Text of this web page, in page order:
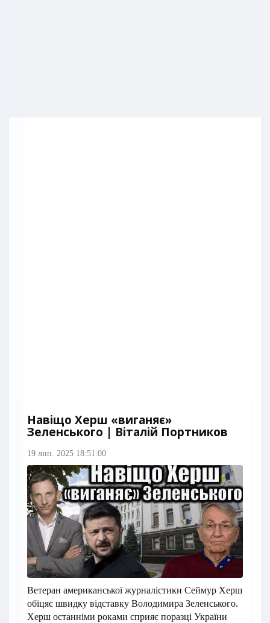
Навіщо Херш «виганяє»
Зеленського | Віталій Портников
19 лип. 2025 18:51:00
Ветеран американської журналістики Сеймур Херш
обіцяє швидку відставку Володимира Зеленського.
Херш останніми роками сприяє поразці України